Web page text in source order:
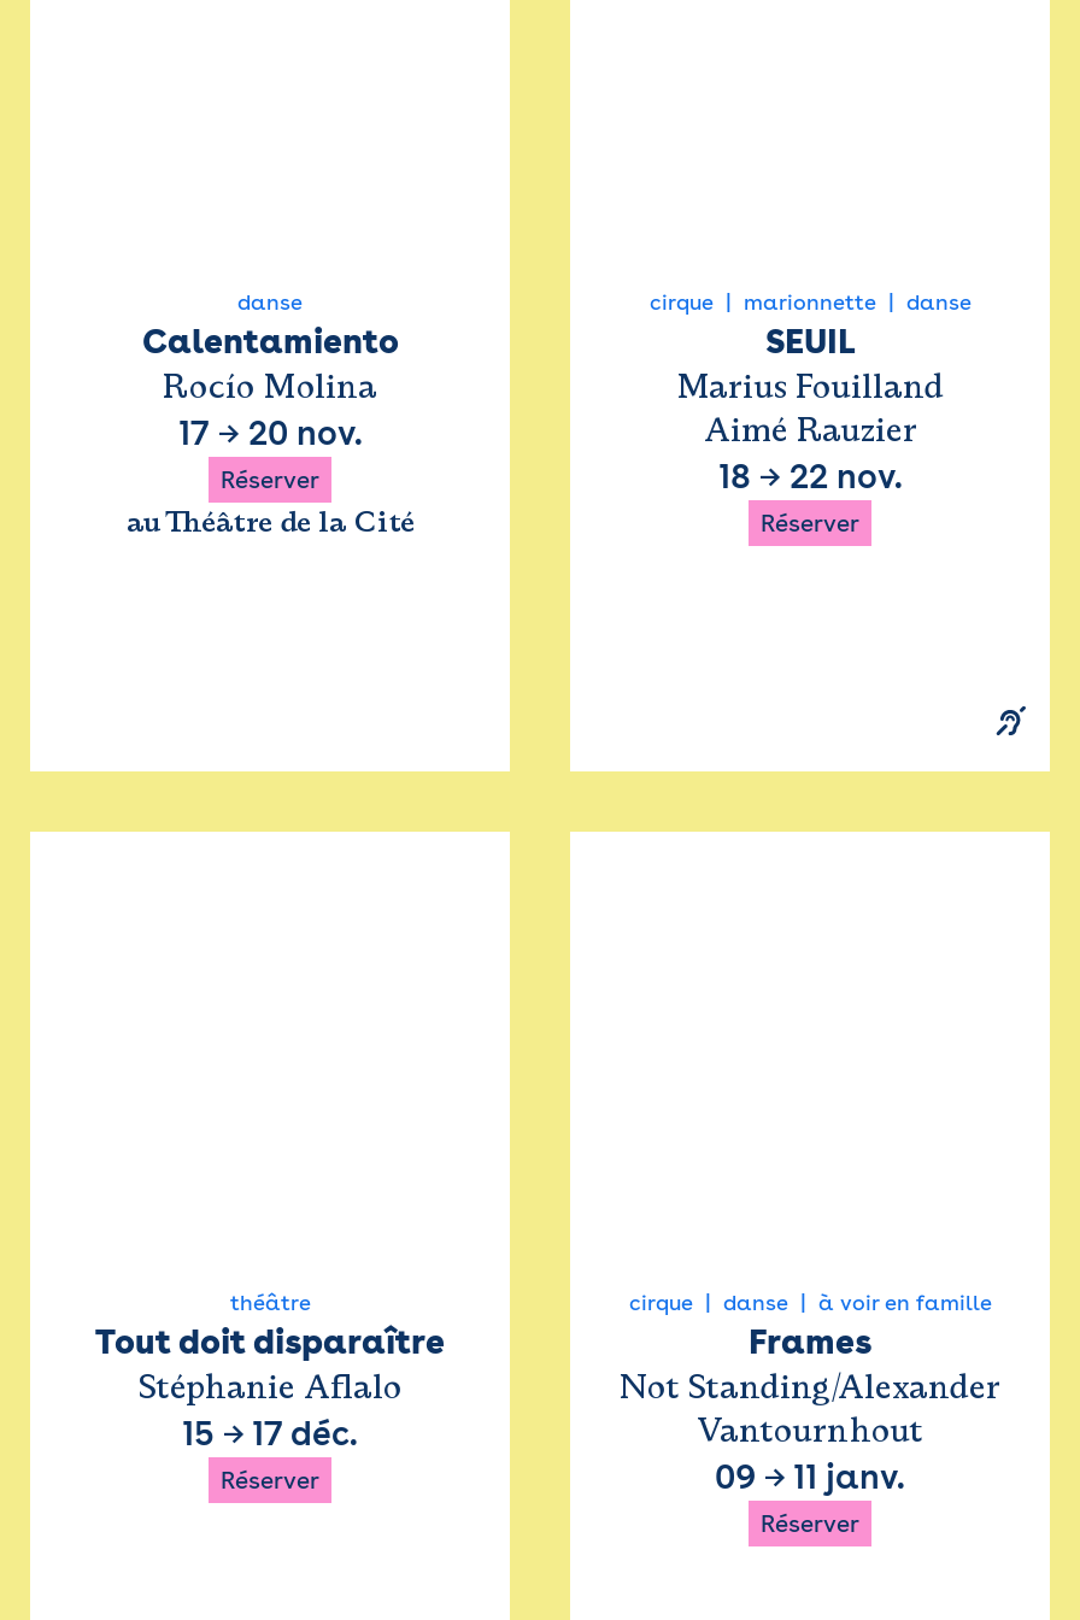
danse
Calentamiento
Rocío Molina
17 → 20 nov.
Réserver
au Théâtre de la Cité
cirque marionnette danse
SEUIL
Marius Fouilland
Aimé Rauzier
18 → 22 nov.
Réserver
théâtre
Tout doit disparaître
Stéphanie Aflalo
15 → 17 déc.
Réserver
cirque danse à voir en famille
Frames
Not Standing/Alexander
Vantournhout
09 → 11 janv.
Réserver